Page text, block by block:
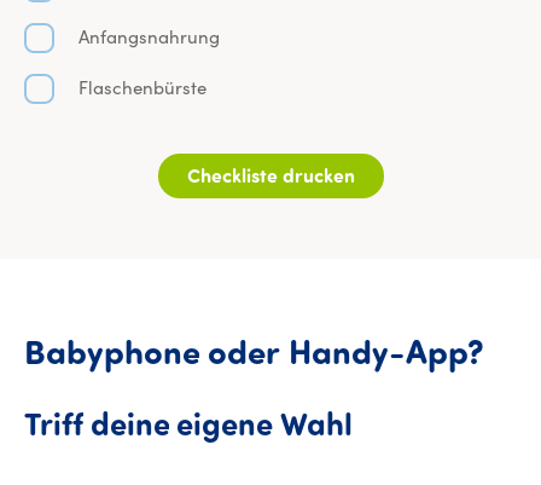
Anfangsnahrung
Flaschenbürste
Checkliste drucken
Babyphone oder Handy-App?
Triff deine eigene WahlTriff deine